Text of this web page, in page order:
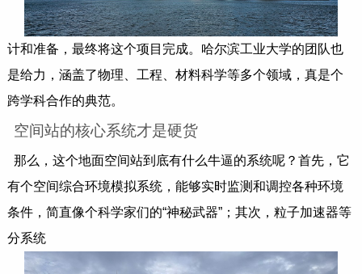
计和准备，最终将这个项目完成。哈尔滨工业大学的团队也
是给力，涵盖了物理、工程、材料科学等多个领域，真是个
跨学科合作的典范。
空间站的核心系统才是硬货
那么，这个地面空间站到底有什么牛逼的系统呢？首先，它
有个空间综合环境模拟系统，能够实时监测和调控各种环境
条件，简直像个科学家们的“神秘武器”；其次，粒子加速器等
分系统